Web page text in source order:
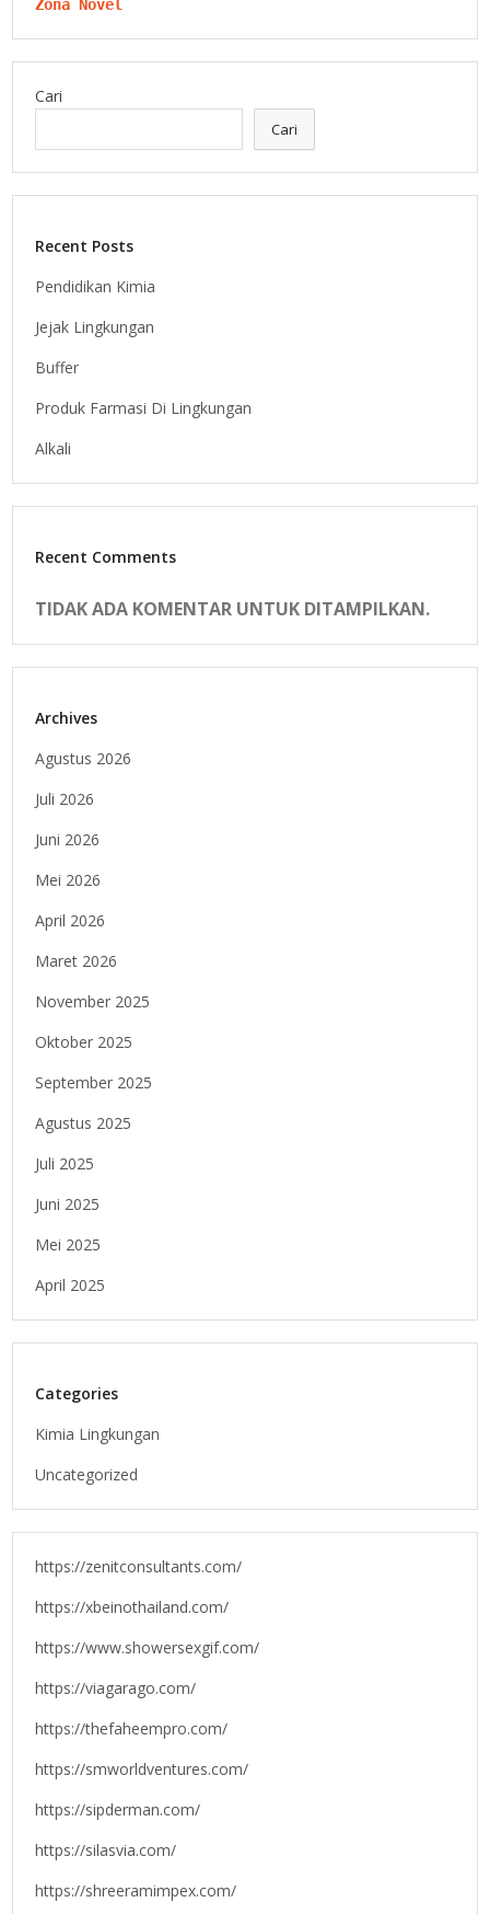
Zona Novel
Cari
Cari
Recent Posts
Pendidikan Kimia
Jejak Lingkungan
Buffer
Produk Farmasi Di Lingkungan
Alkali
Recent Comments
TIDAK ADA KOMENTAR UNTUK DITAMPILKAN.
Archives
Agustus 2026
Juli 2026
Juni 2026
Mei 2026
April 2026
Maret 2026
November 2025
Oktober 2025
September 2025
Agustus 2025
Juli 2025
Juni 2025
Mei 2025
April 2025
Categories
Kimia Lingkungan
Uncategorized
https://zenitconsultants.com/
https://xbeinothailand.com/
https://www.showersexgif.com/
https://viagarago.com/
https://thefaheempro.com/
https://smworldventures.com/
https://sipderman.com/
https://silasvia.com/
https://shreeramimpex.com/